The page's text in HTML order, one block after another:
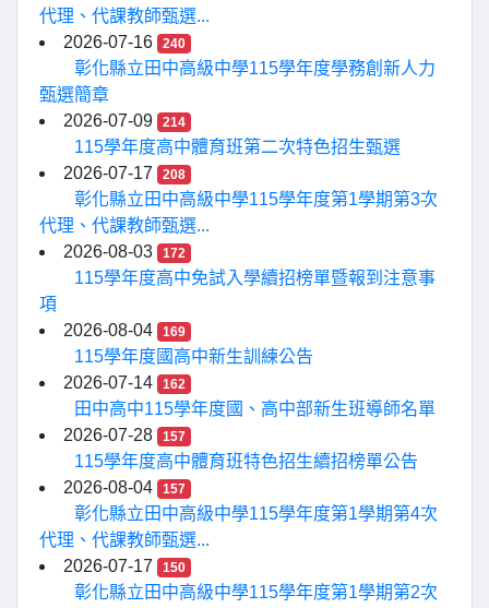
代理、代課教師甄選...
2026-07-16
240
彰化縣立田中高級中學115學年度學務創新人力
甄選簡章
2026-07-09
214
115學年度高中體育班第二次特色招生甄選
2026-07-17
208
彰化縣立田中高級中學115學年度第1學期第3次
代理、代課教師甄選...
2026-08-03
172
115學年度高中免試入學續招榜單暨報到注意事
項
2026-08-04
169
115學年度國高中新生訓練公告
2026-07-14
162
田中高中115學年度國、高中部新生班導師名單
2026-07-28
157
115學年度高中體育班特色招生續招榜單公告
2026-08-04
157
彰化縣立田中高級中學115學年度第1學期第4次
代理、代課教師甄選...
2026-07-17
150
彰化縣立田中高級中學115學年度第1學期第2次